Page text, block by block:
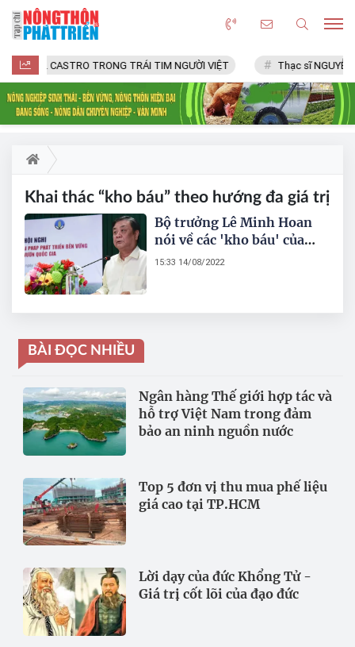
FIDEL CASTRO TRONG TRÁI TIM NGƯỜI VIỆT Thạc sĩ NGUYỄN
Khai thác “kho báu” theo hướng đa giá trị
Bộ trưởng Lê Minh Hoan
nói về các 'kho báu' của
Việt Nam
15:33 14/08/2022
BÀI ĐỌC NHIỀU
Ngân hàng Thế giới hợp tác và
hỗ trợ Việt Nam trong đảm
bảo an ninh nguồn nước
Top 5 đơn vị thu mua phế liệu
giá cao tại TP.HCM
Lời dạy của đức Khổng Tử -
Giá trị cốt lõi của đạo đức